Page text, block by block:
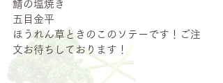
鯖の塩焼き
五目金平
ほうれん草ときのこのソテーです！ご注
文お待ちしております！